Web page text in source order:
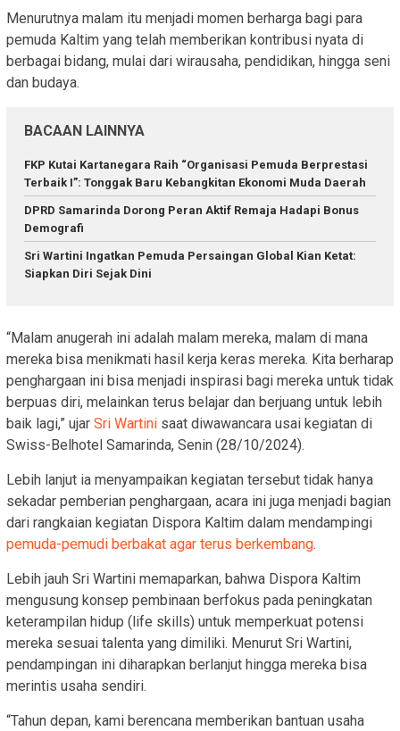
Menurutnya malam itu menjadi momen berharga bagi para
pemuda Kaltim yang telah memberikan kontribusi nyata di
berbagai bidang, mulai dari wirausaha, pendidikan, hingga seni
dan budaya.
BACAAN LAINNYA
FKP Kutai Kartanegara Raih “Organisasi Pemuda Berprestasi
Terbaik I”: Tonggak Baru Kebangkitan Ekonomi Muda Daerah
DPRD Samarinda Dorong Peran Aktif Remaja Hadapi Bonus
Demografi
Sri Wartini Ingatkan Pemuda Persaingan Global Kian Ketat:
Siapkan Diri Sejak Dini
“Malam anugerah ini adalah malam mereka, malam di mana
mereka bisa menikmati hasil kerja keras mereka. Kita berharap
penghargaan ini bisa menjadi inspirasi bagi mereka untuk tidak
berpuas diri, melainkan terus belajar dan berjuang untuk lebih
baik lagi,” ujar Sri Wartini saat diwawancara usai kegiatan di
Swiss-Belhotel Samarinda, Senin (28/10/2024).
Lebih lanjut ia menyampaikan kegiatan tersebut tidak hanya
sekadar pemberian penghargaan, acara ini juga menjadi bagian
dari rangkaian kegiatan Dispora Kaltim dalam mendampingi
pemuda-pemudi berbakat agar terus berkembang.
Lebih jauh Sri Wartini memaparkan, bahwa Dispora Kaltim
mengusung konsep pembinaan berfokus pada peningkatan
keterampilan hidup (life skills) untuk memperkuat potensi
mereka sesuai talenta yang dimiliki. Menurut Sri Wartini,
pendampingan ini diharapkan berlanjut hingga mereka bisa
merintis usaha sendiri.
“Tahun depan, kami berencana memberikan bantuan usaha